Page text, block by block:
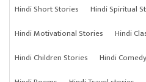
Hindi Short Stories Hindi Spiritual
Hindi Motivational Stories
Hindi
Hindi Children Stories
Hindi